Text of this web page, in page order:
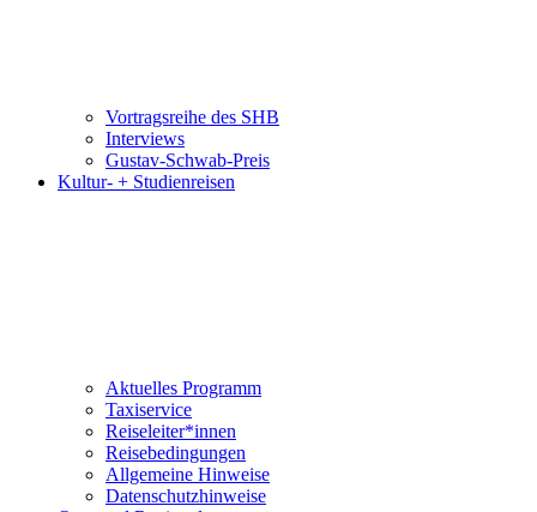
Vortragsreihe des SHB
Interviews
Gustav-Schwab-Preis
Kultur- + Studienreisen
Aktuelles Programm
Taxiservice
Reiseleiter*innen
Reisebedingungen
Allgemeine Hinweise
Datenschutzhinweise